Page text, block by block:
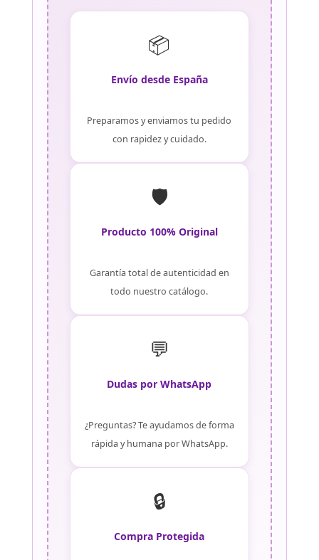
📦
Envío desde España
Preparamos y enviamos tu pedido
con rapidez y cuidado.
🛡️
Producto 100% Original
Garantía total de autenticidad en
todo nuestro catálogo.
💬
Dudas por WhatsApp
¿Preguntas? Te ayudamos de forma
rápida y humana por WhatsApp.
🔒
Compra Protegida